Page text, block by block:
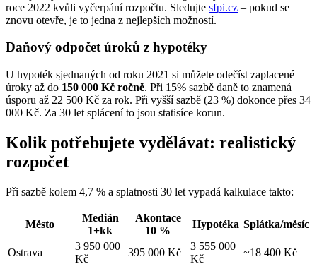
roce 2022 kvůli vyčerpání rozpočtu. Sledujte sfpi.cz – pokud se
znovu otevře, je to jedna z nejlepších možností.
Daňový odpočet úroků z hypotéky
U hypoték sjednaných od roku 2021 si můžete odečíst zaplacené
úroky až do 150 000 Kč ročně. Při 15% sazbě daně to znamená
úsporu až 22 500 Kč za rok. Při vyšší sazbě (23 %) dokonce přes 34
000 Kč. Za 30 let splácení to jsou statisíce korun.
Kolik potřebujete vydělávat: realistický
rozpočet
Při sazbě kolem 4,7 % a splatnosti 30 let vypadá kalkulace takto:
Město
Medián
1+kk
Akontace
10 %
Hypotéka Splátka/měsíc
Ostrava
3 950 000
Kč
395 000 Kč
3 555 000
Kč
~18 400 Kč